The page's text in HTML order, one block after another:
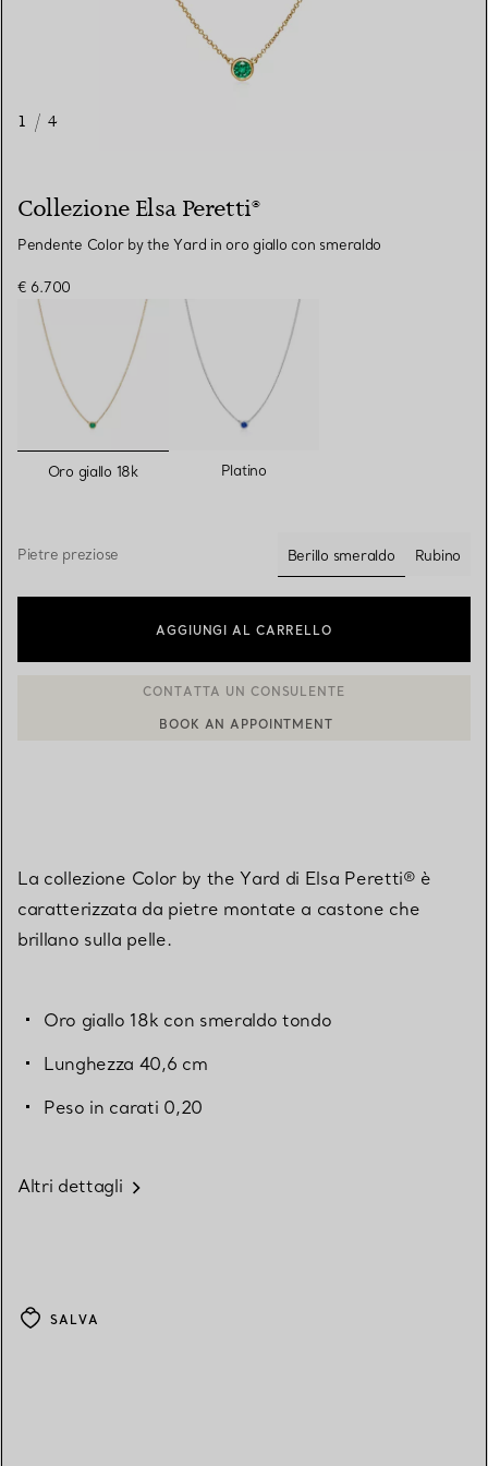
1 / 4
Collezione Elsa Peretti®
Pendente Color by the Yard in oro giallo con smeraldo
€ 6.700
selezionato/i
Oro giallo 18k Platino
Pietre preziose
Berillo smeraldo
selezionato/i
Rubino
AGGIUNGI AL CARRELLO
La collezione Color by the Yard di Elsa Peretti® è
caratterizzata da pietre montate a castone che
brillano sulla pelle.
Oro giallo 18k con smeraldo tondo
Lunghezza 40,6 cm
Peso in carati 0,20
Altri dettagli
SALVA